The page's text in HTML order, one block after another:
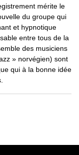
mérite le
du groupe qui
et hypnotique
entre tous de la
des musiciens
» norvégien) sont
qui à la bonne idée